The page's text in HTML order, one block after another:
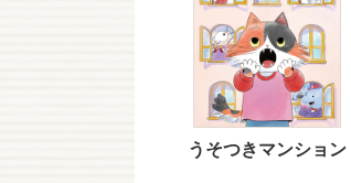
うそつきマンション